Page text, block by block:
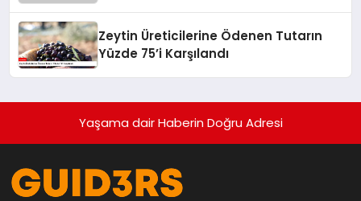
Zeytin Üreticilerine Ödenen Tutarın
Yüzde 75’i Karşılandı
Yaşama dair Haberin Doğru Adresi